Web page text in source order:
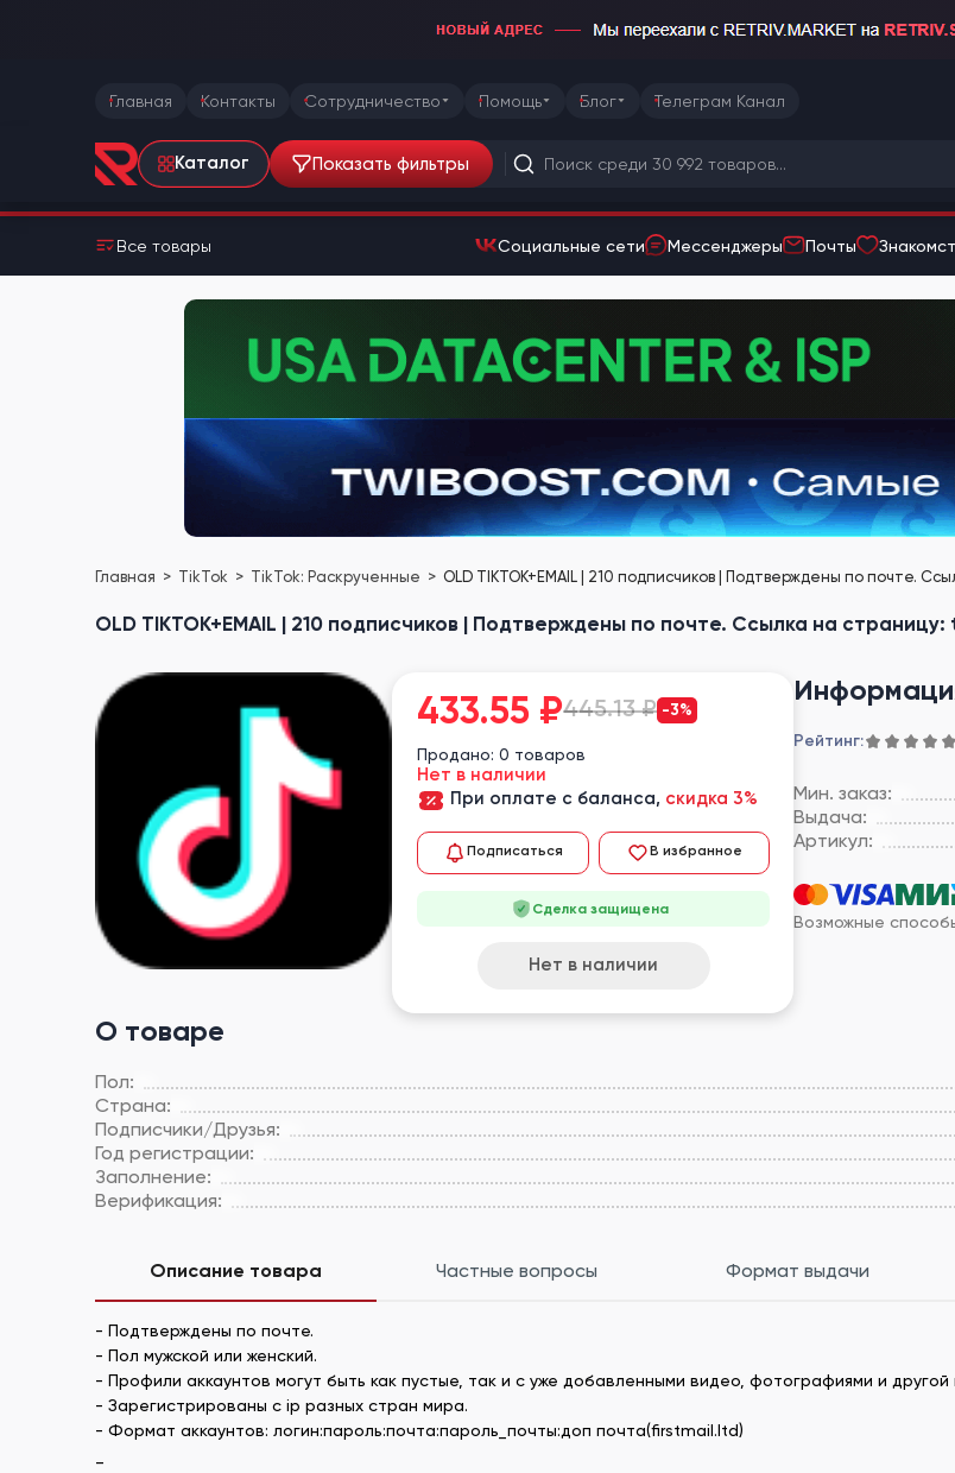
Главная Контакты Сотрудничество Помощь Блог Телеграм Канал
Каталог Показать фильтры
Все товары Социальные сети Мессенджеры Почты
Главная TikTok TikTok: Раскрученные OLD TIKTOK+EMAIL | 210 подписчиков | Подтверждены по почте.
OLD TIKTOK+EMAIL | 210 подписчиков | Подтверждены по почте. Ссылка на
Рейтинг:
Мин. заказ:
Выдача:
Артикул:
Возможные
О товаре
Пол:
Страна:
Подписчики/Друзья:
Год регистрации:
Заполнение:
Верификация:
433.55 ₽445.13 ₽ -3%
Продано: 0 товаров
Нет в наличии
При оплате с баланса, скидка 3%
Подписаться В избранное
Сделка защищена
Нет в наличии
Описание товара Частные вопросы Формат выдачи
- Подтверждены по почте.
- Пол мужской или женский.
- Профили аккаунтов могут быть как пустые, так и с уже добавленными видео, фотографиями и
- Зарегистрированы с ip разных стран мира.
- Формат аккаунтов: логин:пароль:почта:пароль_почты:доп почта(firstmail.ltd)